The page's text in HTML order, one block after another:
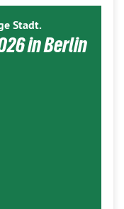
Stadt.
in Berlin